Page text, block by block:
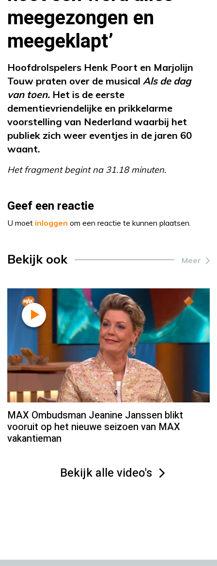
meegezongen en
meegeklapt’
Hoofdrolspelers Henk Poort en Marjolijn
Touw praten over de musical Als de dag
van toen. Het is de eerste
dementievriendelijke en prikkelarme
voorstelling van Nederland waarbij het
publiek zich weer eventjes in de jaren 60
waant.
Het fragment begint na 31.18 minuten.
Geef een reactie
U moet inloggen om een reactie te kunnen plaatsen.
Bekijk ook Meer
MAX Ombudsman Jeanine Janssen blikt
vooruit op het nieuwe seizoen van MAX
vakantieman
Bekijk alle video's